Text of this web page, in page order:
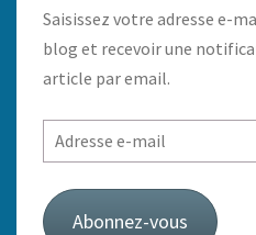
Saisissez votre adresse e-
blog et recevoir une
article par email.
Adresse
e-
mail
Abonnez-vous